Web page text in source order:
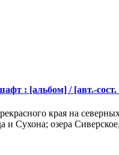
: [альбом] / [авт.-
края на
Сухона; озера